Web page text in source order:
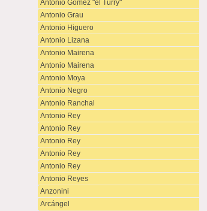
Antonio Gómez "el Turry"
Antonio Grau
Antonio Higuero
Antonio Lizana
Antonio Mairena
Antonio Mairena
Antonio Moya
Antonio Negro
Antonio Ranchal
Antonio Rey
Antonio Rey
Antonio Rey
Antonio Rey
Antonio Rey
Antonio Reyes
Anzonini
Arcángel